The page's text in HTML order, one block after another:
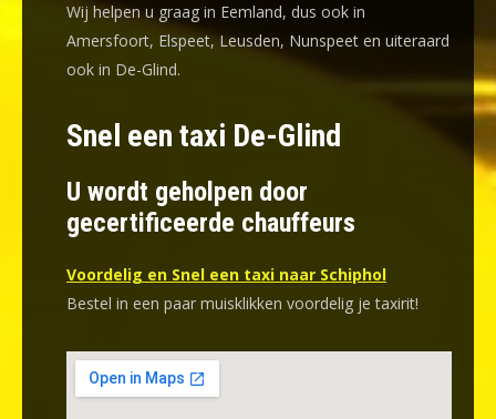
Wij helpen u graag in Eemland, dus ook in
Amersfoort, Elspeet, Leusden, Nunspeet en uiteraard
ook in De-Glind.
Snel een taxi De-Glind
U wordt geholpen door
gecertificeerde chauffeurs
Voordelig en Snel een taxi naar Schiphol
Bestel in een paar muisklikken voordelig je taxirit!